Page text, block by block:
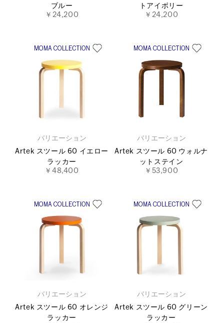
ブルー
￥24,200
トアイボリー
￥24,200
バリエーション
Artek スツール 60 イエロー
ラッカー
￥48,400
バリエーション
Artek スツール 60 ウォルナ
ットステイン
￥53,900
バリエーション
Artek スツール 60 オレンジ
ラッカー
バリエーション
Artek スツール 60 グリーン
ラッカー